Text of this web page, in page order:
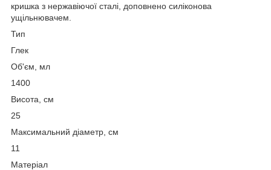
кришка з нержавіючої сталі, доповнено силіконова
ущільнювачем.
Тип
Глек
Об'єм, мл
1400
Висота, см
25
Максимальний діаметр, см
11
Матеріал